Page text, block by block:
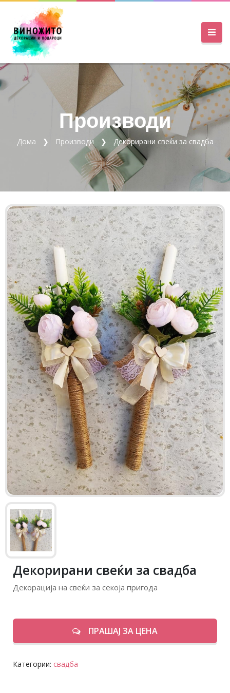
Производи
Дома Производи Декорирани свеќи за свадба
Декорирани свеќи за свадба
Декорација на свеќи за секоја пригода
ПРАШАЈ ЗА ЦЕНА
Категории: свадба